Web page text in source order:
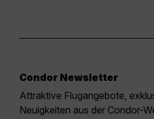
Condor Newsletter
Attraktive Flugangebote,
Neuigkeiten aus der Condor-